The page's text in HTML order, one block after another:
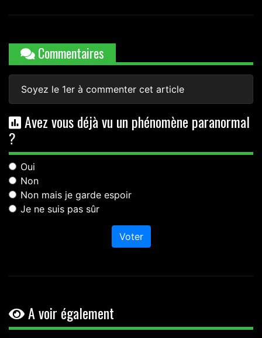
Commentaires
Soyez le 1er à commenter cet article
Avez vous déjà vu un phénomène paranormal
?
Oui
Non
Non mais je garde espoir
Je ne suis pas sûr
Voter
A voir également